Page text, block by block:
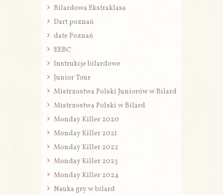
Bilardowa Ekstraklasa
Dart poznań
date Poznań
EEBC
Instrukcje bilardowe
Junior Tour
Mistrzostwa Polski Juniorów w Bilard
Mistrzostwa Polski w Bilard
Monday Killer 2020
Monday Killer 2021
Monday Killer 2022
Monday Killer 2023
Monday Killer 2024
Nauka gry w bilard